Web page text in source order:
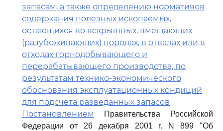
запасам, а также определению нормативов
содержания полезных ископаемых,
остающихся во вскрышных, вмещающих
(разубоживающих) породах, в отвалах или в
отходах горнодобывающего и
перерабатывающего производства, по
результатам технико-экономического
обоснования эксплуатационных кондиций
для подсчета разведанных запасов
Постановлением
Правительства Российской
Федерации от 26 декабря 2001 г. N 899 "Об